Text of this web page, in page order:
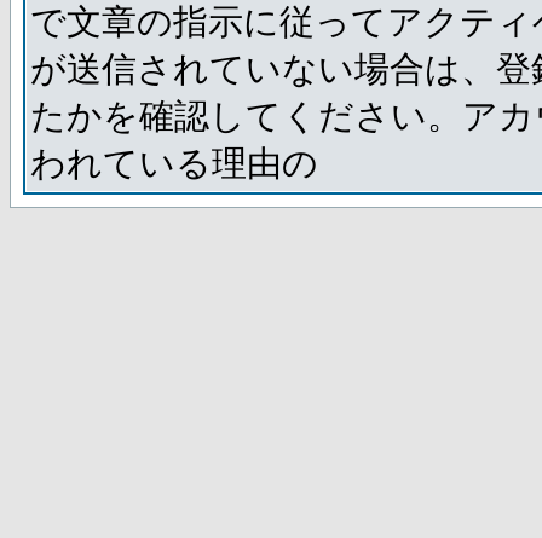
で文章の指示に従ってアクテ
が送信されていない場合は、
たかを確認してください。ア
われている理由の